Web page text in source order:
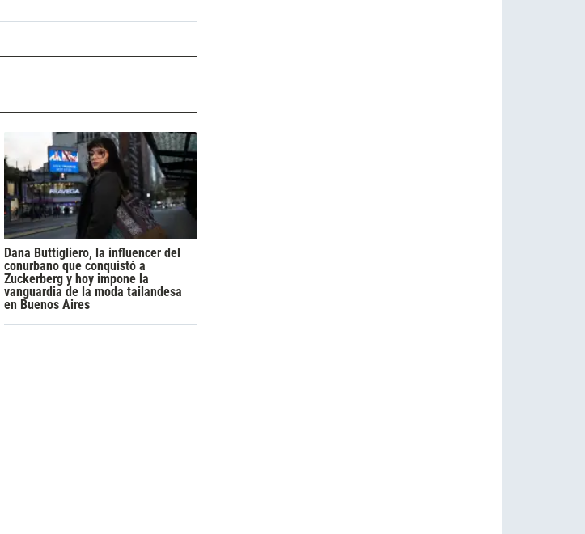
Dana Buttigliero, la influencer del
conurbano que conquistó a
Zuckerberg y hoy impone la
vanguardia de la moda tailandesa
en Buenos Aires